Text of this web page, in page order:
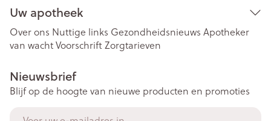
Uw apotheek
Over ons Nuttige links Gezondheidsnieuws Apotheker
van wachtVoorschriftZorgtarieven
Nieuwsbrief
Blijf op de hoogte van nieuwe producten en promoties